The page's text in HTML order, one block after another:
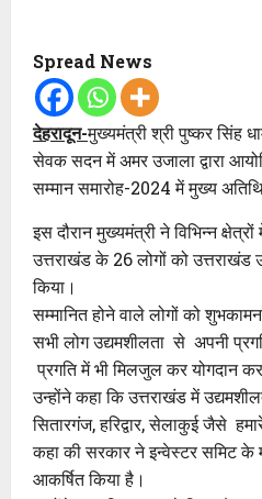
Spread News
देहरादून-मुख्यमंत्री श्री पुष्कर सिंह
सेवक सदन में अमर उजाला द्वारा
सम्मान समारोह-2024 में मुख्य
इस दौरान मुख्यमंत्री ने विभिन्न
उत्तराखंड के 26 लोगों को
किया।
सम्मानित होने वाले लोगों को
सभी लोग उद्यमशीलता से अपनी
प्रगति में भी मिलजुल कर योगदान
उन्होंने कहा कि उत्तराखंड में
सितारगंज, हरिद्वार, सेलाकुई जैसे
कहा की सरकार ने इन्वेस्टर समिट के
आकर्षित किया है।